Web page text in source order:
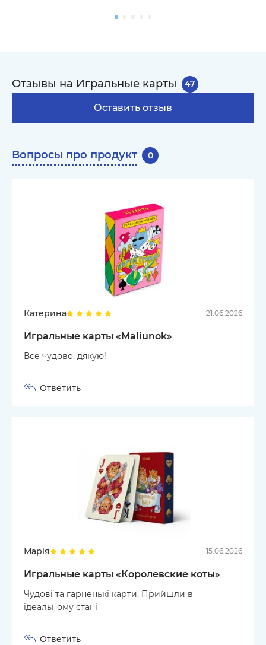
Отзывы на Игральные карты 47
Оставить отзыв
Вопросы про продукт 0
Катерина 21.06.2026
Игральные карты «Maliunok»
Все чудово, дякую!
Ответить
Марія 15.06.2026
Игральные карты «Королевские коты»
Чудові та гарненькі карти. Прийшли в
ідеальному стані
Ответить